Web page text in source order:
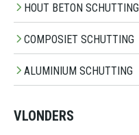
HOUT BETON SCHUTTING
COMPOSIET SCHUTTING
ALUMINIUM SCHUTTING
VLONDERS